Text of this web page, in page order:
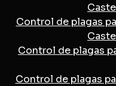
Control de plagas
Control de plagas
Control de plagas